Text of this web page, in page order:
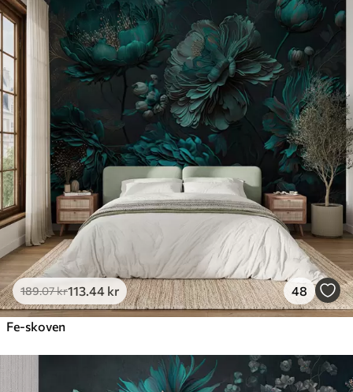
189.07kr113 .44 kr 48
Fe-skoven